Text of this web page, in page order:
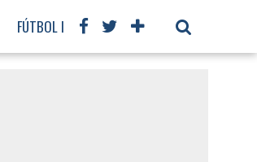
FÚTBOL INTERNACIONAL